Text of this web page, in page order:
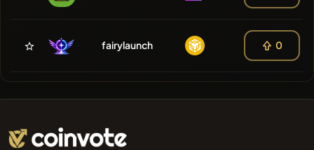
fairylaunch 0